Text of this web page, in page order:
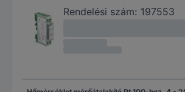
Rendelési szám: 197553